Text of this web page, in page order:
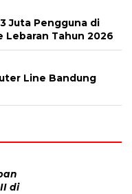
Juta Pengguna di
Lebaran Tahun 2026
Line Bandung
di